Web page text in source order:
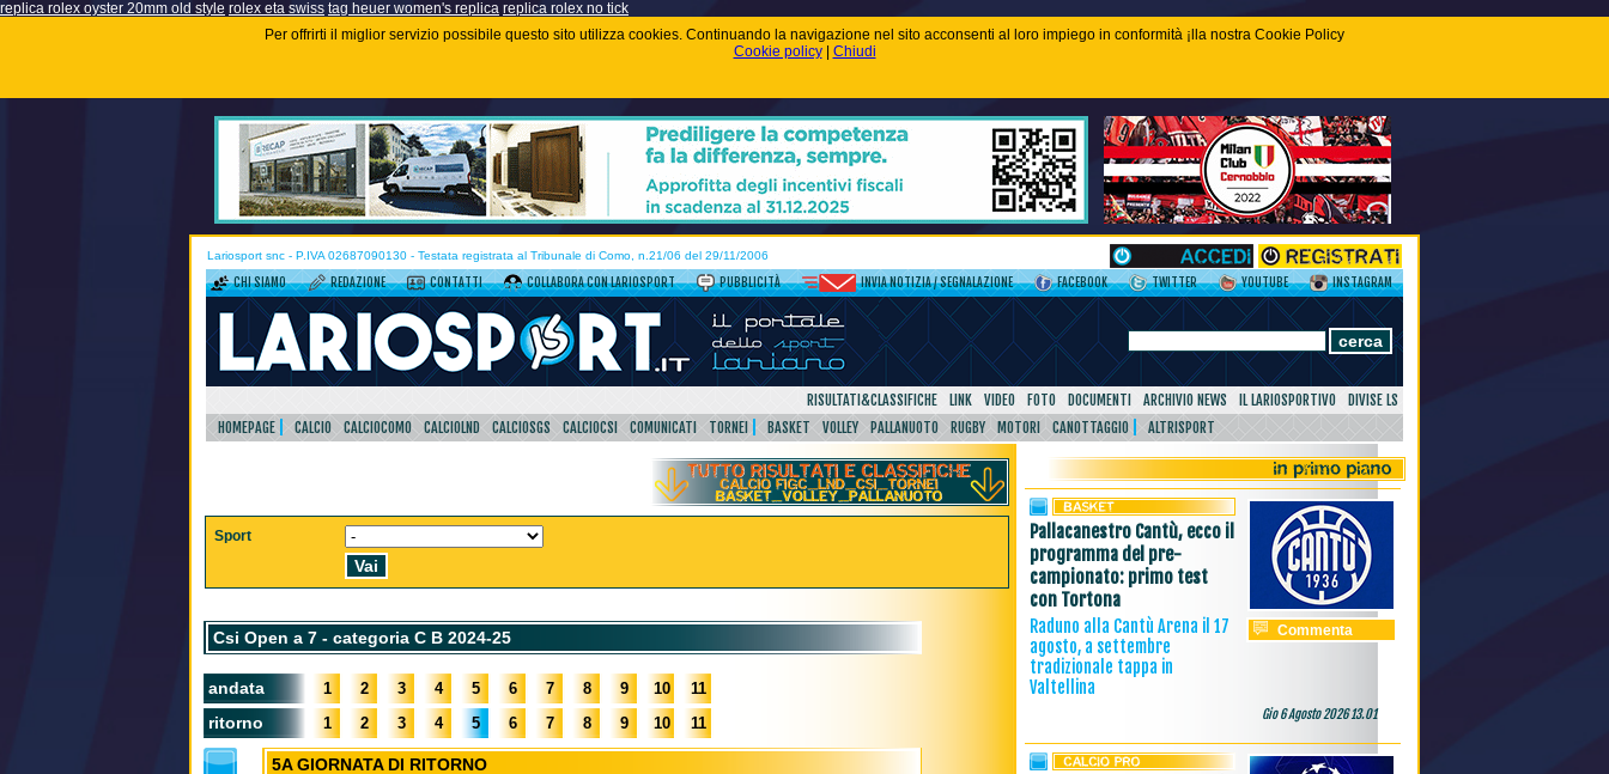
replica rolex oyster 20mm old style rolex eta swiss tag heuer women's replica replica rolex no tick
Per offrirti il miglior servizio possibile questo sito utilizza cookies. Continuando la navigazione nel sito acconsenti al loro impiego in conformità ¡lla nostra Cookie Policy
Cookie policy| Chiudi
Lariosport snc - P.IVA 02687090130 - Testata registrata al Tribunale di Como, n.21/06 del 29/11/2006
CHI SIAMO REDAZIONE CONTATTI COLLABORA CON LARIOSPORT PUBBLICITÀ INVIA NOTIZIA / SEGNALAZIONE FACEBOOK TWITTER YOUTUBE INSTAGRAM
RISULTATI&CLASSIFICHE LINK VIDEO FOTO DOCUMENTI ARCHIVIO NEWS IL LARIOSPORTIVO
DIVISE LS
HOMEPAGE
CALCIO CALCIOCOMO CALCIOLND CALCIOSGS CALCIOCSI COMUNICATI TORNEI BASKET VOLLEY PALLANUOTO RUGBY MOTORI CANOTTAGGIO ALTRISPORT
Sport
Csi Open a 7 - categoria C B 2024-25
andata 1 2 3 4 5 6 7 8 9 10 11
ritorno 1 2 3 4 5 6 7 8 9 10 11
5A GIORNATA DI RITORNO
Pallacanestro Cantù, ecco il
programma del pre-
campionato: primo test
con Tortona
Raduno alla Cantù Arena il 17
agosto, a settembre
tradizionale tappa in
Valtellina
Commenta
Gio 6 Agosto 2026 13.01